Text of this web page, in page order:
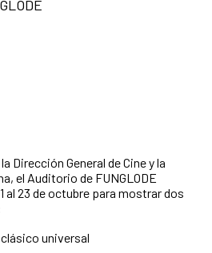
Dirección General de Cine y la
el Auditorio de FUNGLODE
al 23 de octubre para mostrar dos
clásico universal